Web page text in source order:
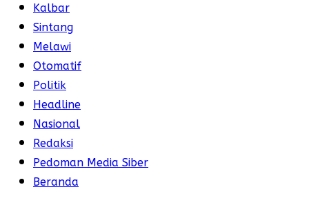
Kalbar
Sintang
Melawi
Otomatif
Politik
Headline
Nasional
Redaksi
Pedoman Media Siber
Beranda